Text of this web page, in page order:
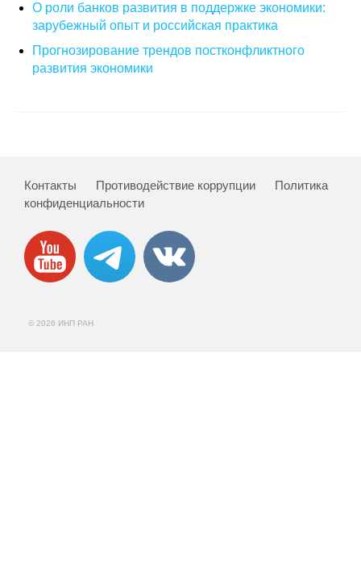
О роли банков развития в поддержке экономики:
зарубежный опыт и российская практика
Прогнозирование трендов постконфликтного
развития экономики
Контакты Противодействие коррупции
Политика
конфиденциальности
© 2026 ИНП РАН